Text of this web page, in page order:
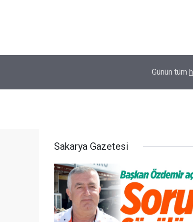
OEDAŞ Türkiye’yi
Günün tüm
Sakarya Gazetesi